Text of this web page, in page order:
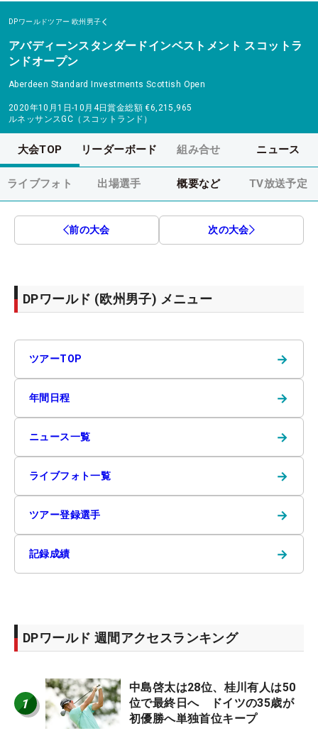
DPワールドツアー 欧州男子
アバディーンスタンダードインベストメント スコットラ
ンドオープン
Aberdeen Standard Investments Scottish Open
2020年10月1日-10月4日賞金総額 €6,215,965
ルネッサンスGC（スコットランド）
大会TOP リーダーボード 組み合せ ニュース
ライブフォト 出場選手 概要など TV放送予定
前の大会 次の大会
DPワールド (欧州男子) メニュー
ツアーTOP →
年間日程 →
ニュース一覧 →
ライブフォト一覧 →
ツアー登録選手 →
記録成績 →
DPワールド 週間アクセスランキング
1
中島啓太は28位、桂川有人は50
位で最終日へ ドイツの35歳が
初優勝へ単独首位キープ